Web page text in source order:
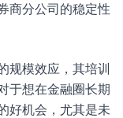
商分公司的稳定性
规模效应，其培训
于想在金融圈长期
好机会，尤其是未